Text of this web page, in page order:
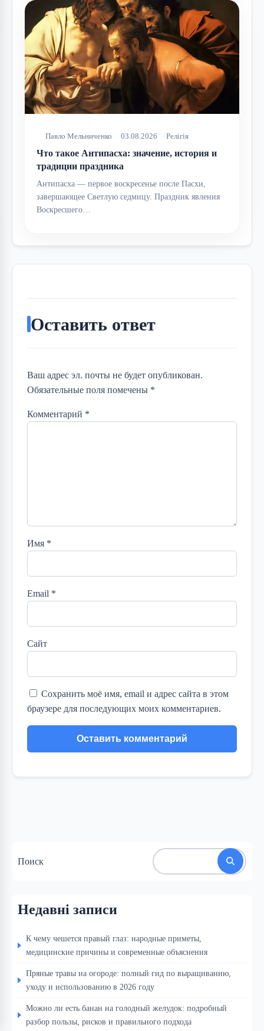
Павло Мельниченко 03.08.2026 Релігія
Что такое Антипасха: значение, история и
традиции праздника
Антипасха — первое воскресенье после Пасхи,
завершающее Светлую седмицу. Праздник явления
Воскресшего…
Оставить ответ
Ваш адрес эл. почты не будет опубликован.
Обязательные поля помечены *
Комментарий *
Имя *
Email *
Сайт
Сохранить моё имя, email и адрес сайта в этом
браузере для последующих моих комментариев.
Поиск
Недавні записи
К чему чешется правый глаз: народные приметы,
медицинские причины и современные объяснения
Пряные травы на огороде: полный гид по выращиванию,
уходу и использованию в 2026 году
Можно ли есть банан на голодный желудок: подробный
разбор пользы, рисков и правильного подхода